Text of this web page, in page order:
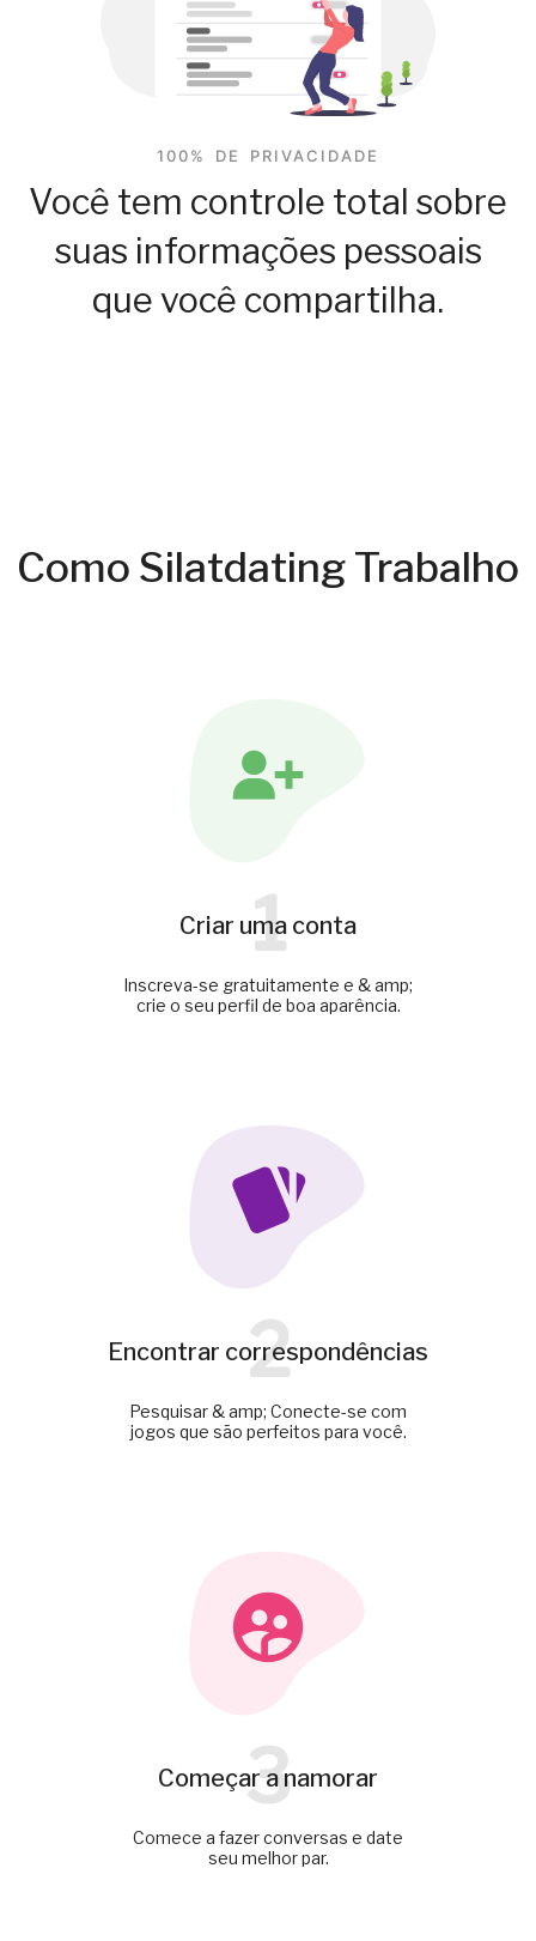
100% DE PRIVACIDADE
Você tem controle total sobre
suas informações pessoais
que você compartilha.
Como Silatdating Trabalho
Criar uma conta
1
Inscreva-se gratuitamente e & amp;
crie o seu perfil de boa aparência.
Encontrar correspondências
2
Pesquisar & amp; Conecte-se com
jogos que são perfeitos para você.
Começar a namorar
3
Comece a fazer conversas e date
seu melhor par.